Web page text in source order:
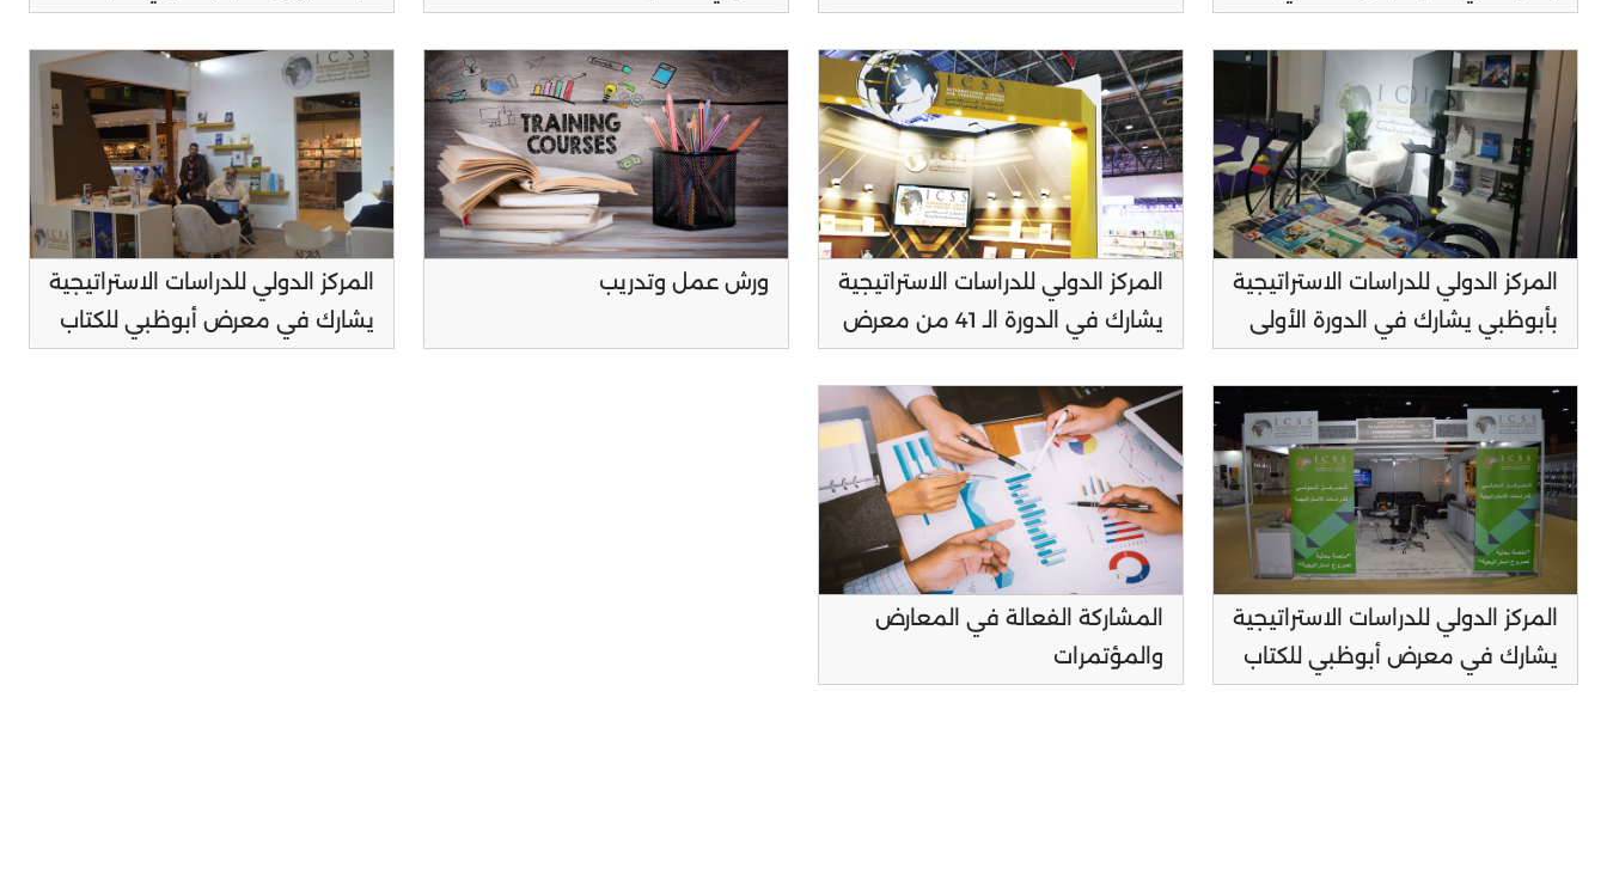
المركز الدولي للدراسات الاستراتيجية
بأبوظبي يشارك في الدورة الأولى
المركز الدولي للدراسات الاستراتيجية
يشارك في الدورة الـ 41 من معرض
ورش عمل وتدريب
المركز الدولي للدراسات الاستراتيجية
يشارك في معرض أبوظبي للكتاب
المركز الدولي للدراسات الاستراتيجية
يشارك في معرض أبوظبي للكتاب
2021
المشاركة الفعالة في المعارض
والمؤتمرات